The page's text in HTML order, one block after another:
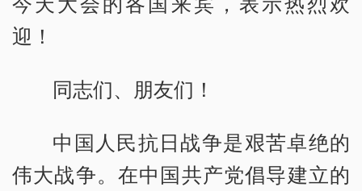
迎！
同志们、朋友们！
中国人民抗日战争是艰苦卓绝的
伟大战争。在中国共产党倡导建立的